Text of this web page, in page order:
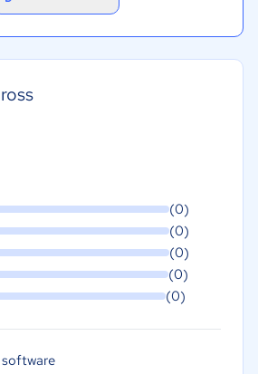
(0)
(0)
(0)
(0)
(0)
software